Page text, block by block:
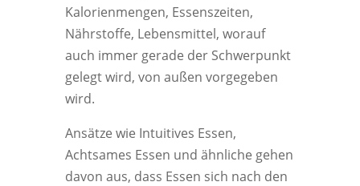
Kalorienmengen, Essenszeiten,
Nährstoffe, Lebensmittel, worauf
auch immer gerade der Schwerpunkt
gelegt wird, von außen vorgegeben
wird.
Ansätze wie Intuitives Essen,
Achtsames Essen und ähnliche gehen
davon aus, dass Essen sich nach den